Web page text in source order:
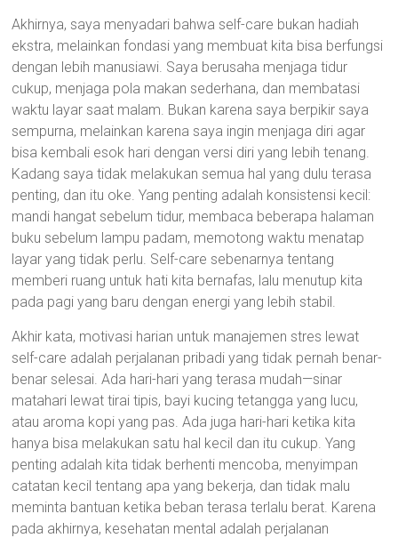
Akhirnya, saya menyadari bahwa self-care bukan hadiah
ekstra, melainkan fondasi yang membuat kita bisa berfungsi
dengan lebih manusiawi. Saya berusaha menjaga tidur
cukup, menjaga pola makan sederhana, dan membatasi
waktu layar saat malam. Bukan karena saya berpikir saya
sempurna, melainkan karena saya ingin menjaga diri agar
bisa kembali esok hari dengan versi diri yang lebih tenang.
Kadang saya tidak melakukan semua hal yang dulu terasa
penting, dan itu oke. Yang penting adalah konsistensi kecil:
mandi hangat sebelum tidur, membaca beberapa halaman
buku sebelum lampu padam, memotong waktu menatap
layar yang tidak perlu. Self-care sebenarnya tentang
memberi ruang untuk hati kita bernafas, lalu menutup kita
pada pagi yang baru dengan energi yang lebih stabil.
Akhir kata, motivasi harian untuk manajemen stres lewat
self-care adalah perjalanan pribadi yang tidak pernah benar-
benar selesai. Ada hari-hari yang terasa mudah—sinar
matahari lewat tirai tipis, bayi kucing tetangga yang lucu,
atau aroma kopi yang pas. Ada juga hari-hari ketika kita
hanya bisa melakukan satu hal kecil dan itu cukup. Yang
penting adalah kita tidak berhenti mencoba, menyimpan
catatan kecil tentang apa yang bekerja, dan tidak malu
meminta bantuan ketika beban terasa terlalu berat. Karena
pada akhirnya, kesehatan mental adalah perjalanan